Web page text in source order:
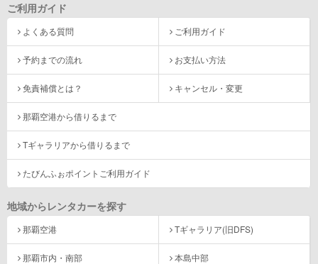
ご利用ガイド
よくある質問 ご利用ガイド
予約までの流れ お支払い方法
免責補償とは？ キャンセル・変更
那覇空港から借りるまで
Tギャラリアから借りるまで
たびんふぉポイントご利用ガイド
地域からレンタカーを探す
那覇空港 Tギャラリア(旧DFS)
那覇市内・南部 本島中部